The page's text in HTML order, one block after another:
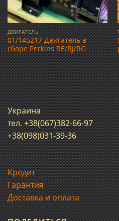
ДВИГАТЕЛЬ
01/145217 Двигатель в
сборе Perkins RE/RJ/RG
Украина
тел. +38(067)382-66-97
+38(098)031-39-36
Кредит
Гарантия
Доставка и оплата